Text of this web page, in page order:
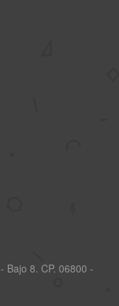
Bajo 8. CP. 06800 -